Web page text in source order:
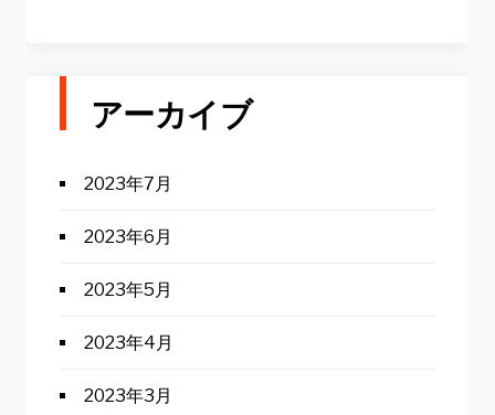
アーカイブ
2023年7月
2023年6月
2023年5月
2023年4月
2023年3月